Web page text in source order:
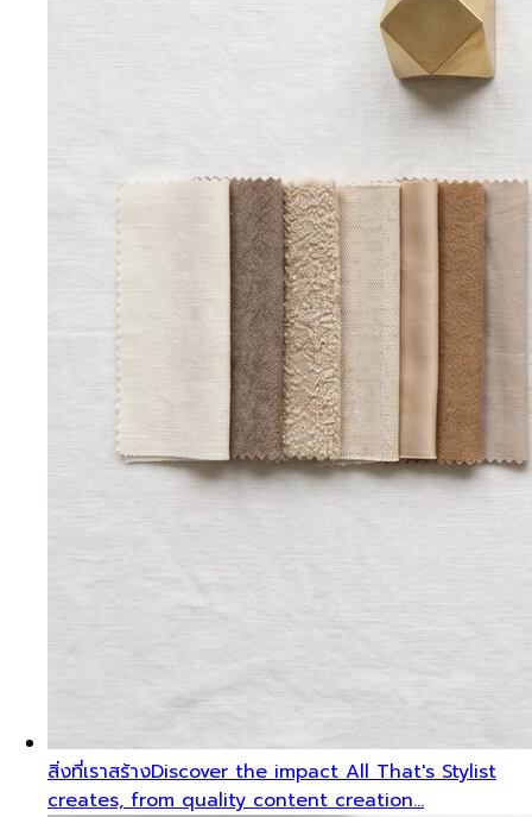
สิ่งที่เราสร้างDiscover the impact All That's Stylist
creates, from quality content creation…